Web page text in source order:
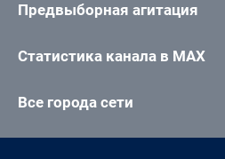
Предвыборная агитация
Статистика канала в MAX
Все города сети